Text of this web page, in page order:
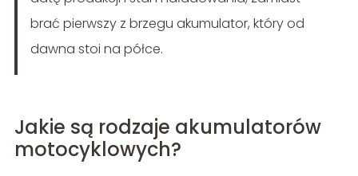
brać pierwszy z brzegu akumulator, który od
dawna stoi na półce.
Jakie są rodzaje akumulatorów
motocyklowych?